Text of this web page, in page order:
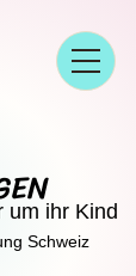
um ihr Kind
Schweiz